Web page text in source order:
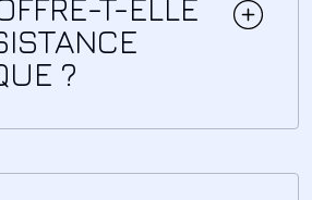
T-ELLE
?